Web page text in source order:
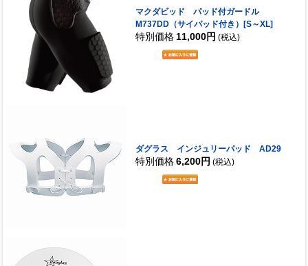
マクダビッド パッド付ガードル
M737DD（サイパッド付き）[S～XL]
特別価格 11,000円 (税込)
ダグラス インジュリーパッド AD29
特別価格 6,200円 (税込)